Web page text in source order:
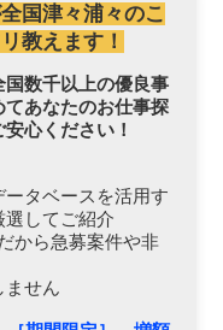
国津々浦々のこ
教えます！
数千以上の優良事
あなたのお仕事探
心ください！
ータベースを活用す
選してご紹介
から急募案件や非
ません